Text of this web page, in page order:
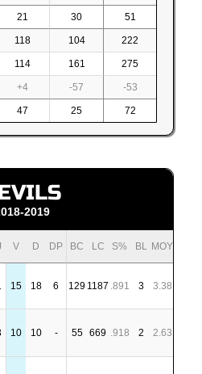
21 30 51
118 104 222
114 161 275
+4 -57 -53
47 25 72
2019
V D DP BC LC S% BL MOY
15 18 6 129 1187 .891 3 3.38
10 10 - 55 669 .918 2 2.63